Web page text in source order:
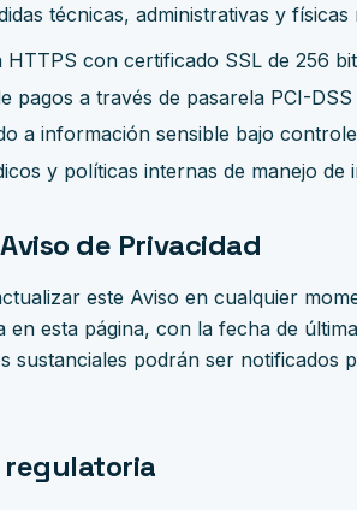
técnicas, administrativas y
con certificado SSL de 256
pagos a través de pasarela PCI-
a información sensible bajo
y políticas internas de manejo de
de Privacidad
este Aviso en cualquier
en esta página, con la fecha de
sustanciales podrán ser notificados